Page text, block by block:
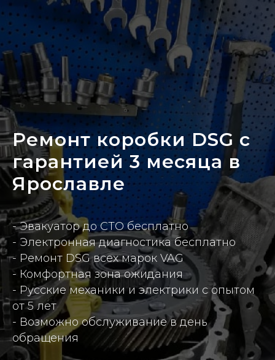
Ремонт коробки DSG с
гарантией 3 месяца в
Ярославле
- Эвакуатор до СТО бесплатно
- Электронная диагностика бесплатно
- Ремонт DSG всех марок VAG
- Комфортная зона ожидания
- Русские механики и электрики с опытом
от 5 лет
- Возможно обслуживание в день
обращения